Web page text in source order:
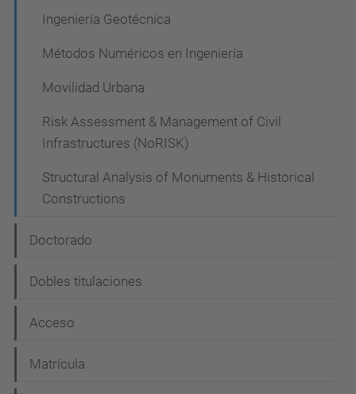
Ingeniería Geotécnica
Métodos Numéricos en Ingeniería
Movilidad Urbana
Risk Assessment & Management of Civil
Infrastructures (NoRISK)
Structural Analysis of Monuments & Historical
Constructions
Doctorado
Dobles titulaciones
Acceso
Matrícula